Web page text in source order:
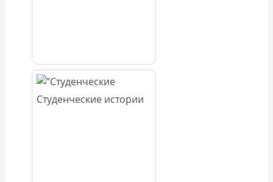
Студенческие истории